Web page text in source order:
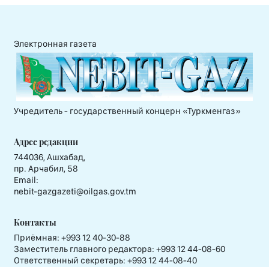
Электронная газета
Учредитель - государственный концерн «Туркменгаз»
Адрес редакции
744036, Ашхабад,
пр. Арчабил, 58
Email:
nebit-gazgazeti@oilgas.gov.tm
Контакты
Приёмная: +993 12 40-30-88
Заместитель главного редактора: +993 12 44-08-60
Ответственный секретарь: +993 12 44-08-40